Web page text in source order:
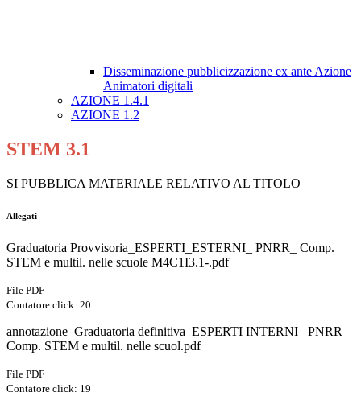
Disseminazione pubblicizzazione ex ante Azione
Animatori digitali
AZIONE 1.4.1
AZIONE 1.2
STEM 3.1
SI PUBBLICA MATERIALE RELATIVO AL TITOLO
Allegati
Graduatoria Provvisoria_ESPERTI_ESTERNI_ PNRR_ Comp.
STEM e multil. nelle scuole M4C1I3.1-.pdf
File PDF
Contatore click: 20
annotazione_Graduatoria definitiva_ESPERTI INTERNI_ PNRR_
Comp. STEM e multil. nelle scuol.pdf
File PDF
Contatore click: 19